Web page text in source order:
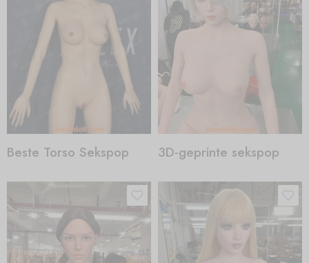
Beste Torso Sekspop 3D-geprinte sekspop